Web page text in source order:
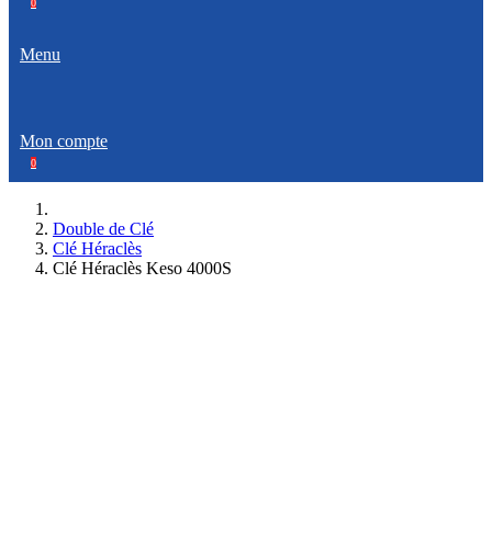
0
Menu
Mon compte
0
Double de Clé
Clé Héraclès
Clé Héraclès Keso 4000S